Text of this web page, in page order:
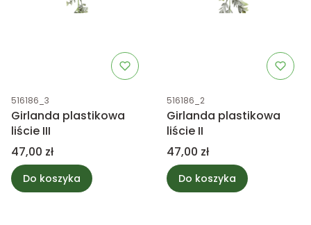
Kod produktu
516186_3
Girlanda plastikowa
liście III
Cena
47,00 zł
Do koszyka
Kod produktu
516186_2
Girlanda plastikowa
liście II
Cena
47,00 zł
Do koszyka